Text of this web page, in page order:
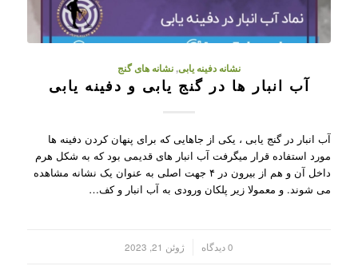
نشانه دفینه یابی,نشانه های گنج
آب انبار ها در گنج یابی و دفینه یابی
آب انبار در گنج یابی ، یکی از جاهایی که برای پنهان کردن دفینه ها
مورد استفاده قرار میگرفت آب انبار های قدیمی بود که به شکل هرم
داخل آن و هم از بیرون در ۴ جهت اصلی به عنوان یک نشانه مشاهده
می شوند. و معمولا زیر پلکان ورودی به آب انبار و کف…
0 دیدگاه ژوئن 21, 2023